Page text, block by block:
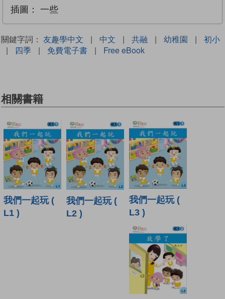
插圖： 一些
關鍵字詞： 友趣學中文 | 中文 | 共融 | 幼稚園 |
初小
|
四季 | 免費電子書 | Free eBook
相關書籍
我們一起玩 (
L1 )
我們一起玩 (
L2 )
我們一起玩 (
L3 )